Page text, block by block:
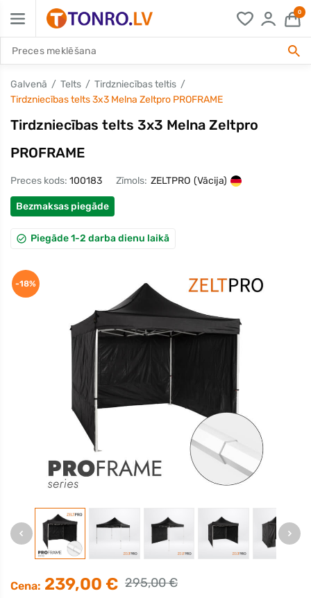
0
Galvenā Telts
Tirdzniecības teltis
Tirdzniecības telts 3x3 Melna Zeltpro PROFRAME
Tirdzniecības telts 3x3 Melna Zeltpro
PROFRAME
Preces kods: 100183 Zīmols: ZELTPRO (Vācija)
Bezmaksas piegāde
Piegāde 1-2 darba dienu laikā
-18%
Cena: 239,00 € 295,00 €